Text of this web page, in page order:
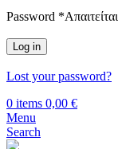
Password *Απαιτείται
Log in
Lost your password?
0 items 0,00 €
Menu
Search